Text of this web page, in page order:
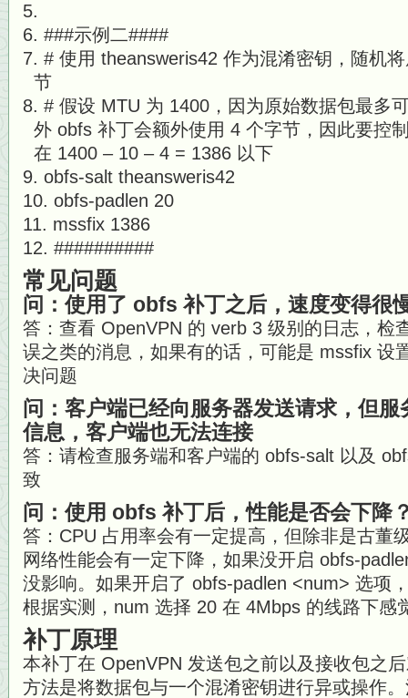
###示例二####
# 使用 theansweris42 作为混淆密钥，随机
节
# 假设 MTU 为 1400，因为原始数据包最多
外 obfs 补丁会额外使用 4 个字节，因此要控
在 1400 – 10 – 4 = 1386 以下
obfs-salt theansweris42
obfs-padlen 20
mssfix 1386
##########
常见问题
问：使用了 obfs 补丁之后，速度变得很
答：查看 OpenVPN 的 verb 3 级别的日志，检
误之类的消息，如果有的话，可能是 mssfix 设
决问题
问：客户端已经向服务器发送请求，但
信息，客户端也无法连接
答：请检查服务端和客户端的 obfs-salt 以及
致
问：使用 obfs 补丁后，性能是否会下降
答：CPU 占用率会有一定提高，但除非是古董
网络性能会有一定下降，如果没开启 obfs-
没影响。如果开启了 obfs-padlen <num> 选项
根据实测，num 选择 20 在 4Mbps 的线路下感
补丁原理
本补丁在 OpenVPN 发送包之前以及接收包之
方法是将数据包与一个混淆密钥进行异或操作